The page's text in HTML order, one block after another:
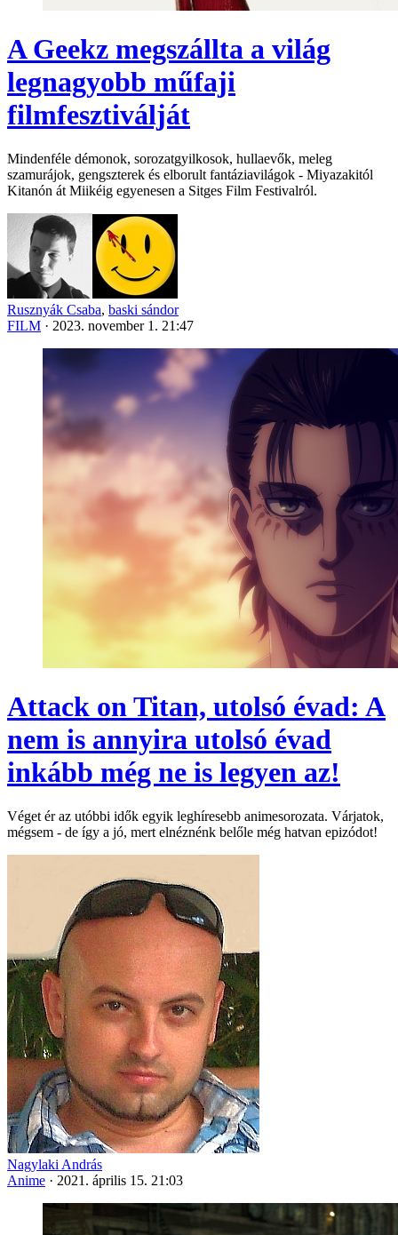
A Geekz megszállta a világ
legnagyobb műfaji
filmfesztiválját
Mindenféle démonok, sorozatgyilkosok, hullaevők, meleg
szamurájok, gengszterek és elborult fantáziavilágok - Miyazakitól
Kitanón át Miikéig egyenesen a Sitges Film Festivalról.
Rusznyák Csaba, baski sándor
FILM · 2023. november 1. 21:47
Attack on Titan, utolsó évad: A
nem is annyira utolsó évad
inkább még ne is legyen az!
Véget ér az utóbbi idők egyik leghíresebb animesorozata. Várjatok,
mégsem - de így a jó, mert elnéznénk belőle még hatvan epizódot!
Nagylaki András
Anime · 2021. április 15. 21:03